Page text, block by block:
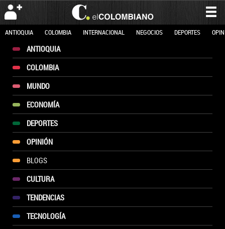
ANTIOQUIA COLOMBIA INTERNACIONAL NEGOCIOS DEPORTES
ANTIOQUIA
COLOMBIA
MUNDO
ECONOMÍA
DEPORTES
OPINIÓN
BLOGS
CULTURA
TENDENCIAS
TECNOLOGÍA